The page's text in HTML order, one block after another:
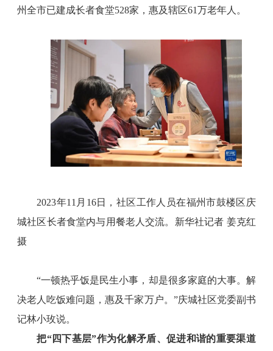
州全市已建成长者食堂528家，惠及辖区61万老年人。
2023年11月16日，社区工作人员在福州市鼓楼区庆
城社区长者食堂内与用餐老人交流。新华社记者 姜克红
摄
“一顿热乎饭是民生小事，却是很多家庭的大事。解
决老人吃饭难问题，惠及千家万户。”庆城社区党委副书
记林小玫说。
把“四下基层”作为化解矛盾、促进和谐的重要渠道